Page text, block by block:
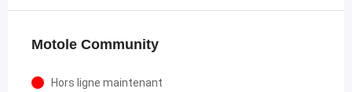
Motole Community
Hors ligne maintenant